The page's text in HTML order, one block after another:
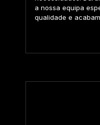
a nossa equipa
qualidade e